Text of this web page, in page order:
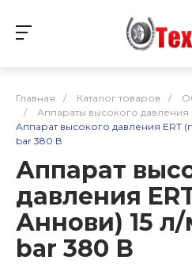
Главная / Каталог товаров /
/
Аппараты высокого давления
Аппарат высокого давления ERT
bar 380 В
Аппарат
давления
Аннови) 15
bar 380 В